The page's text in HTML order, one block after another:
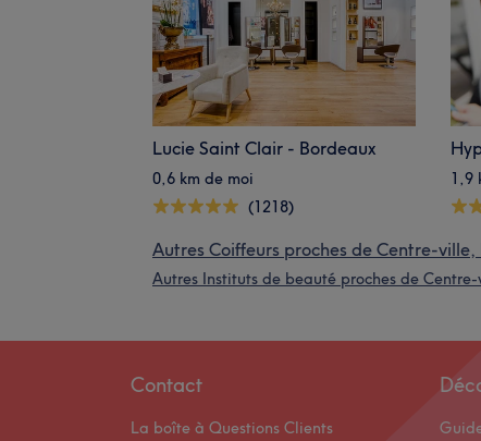
Lucie Saint Clair - Bordeaux
0,6 km de moi
(1218)
1,9
Autres Coiffeurs proches de Centre-ville,
Autres Instituts de beauté proches de
Contact
La boîte à Questions Clients